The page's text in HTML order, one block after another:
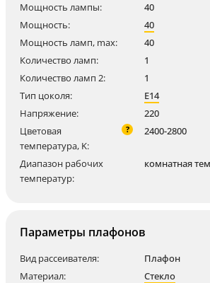
Мощность лампы:
40
Мощность:
40
Мощность ламп, max:
40
Количество ламп:
1
Количество ламп 2:
1
Тип цоколя:
E14
Напряжение:
220
Цветовая
температура, K:
? 2400-2800
Диапазон рабочих
температур:
комнатная
Параметры плафонов
Вид рассеивателя:
Плафон
Материал:
Стекло